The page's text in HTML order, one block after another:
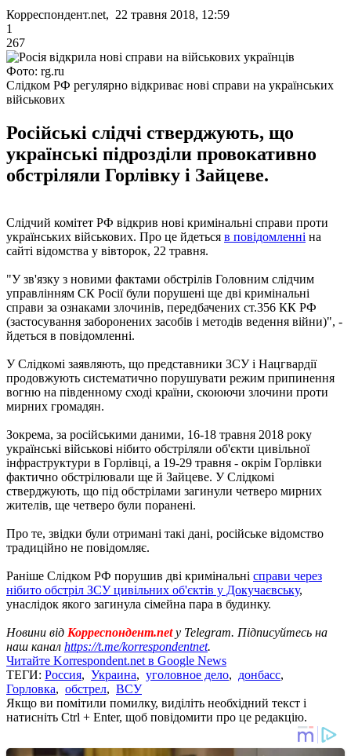
Корреспондент.net, 22 травня 2018, 12:59
1
267
Фото: rg.ru
Слідком РФ регулярно відкриває нові справи на українських
військових
Російські слідчі стверджують, що
українські підрозділи провокативно
обстріляли Горлівку і Зайцеве.
Слідчий комітет РФ відкрив нові кримінальні справи проти
українських військових. Про це йдеться в повідомленні на
сайті відомства у вівторок, 22 травня.
"У зв'язку з новими фактами обстрілів Головним слідчим
управлінням СК Росії були порушені ще дві кримінальні
справи за ознаками злочинів, передбачених ст.356 КК РФ
(застосування заборонених засобів і методів ведення війни)", -
йдеться в повідомленні.
У Слідкомі заявляють, що представники ЗСУ і Нацгвардії
продовжують систематично порушувати режим припинення
вогню на південному сході країни, скоюючи злочини проти
мирних громадян.
Зокрема, за російськими даними, 16-18 травня 2018 року
українські військові нібито обстріляли об'єкти цивільної
інфраструктури в Горлівці, а 19-29 травня - окрім Горлівки
фактично обстрілювали ще й Зайцеве. У Слідкомі
стверджують, що під обстрілами загинули четверо мирних
жителів, ще четверо були поранені.
Про те, звідки були отримані такі дані, російське відомство
традиційно не повідомляє.
Раніше Слідком РФ порушив дві кримінальні справи через
нібито обстріл ЗСУ цивільних об'єктів у Докучаєвську,
унаслідок якого загинула сімейна пара в будинку.
Новини від Корреспондент.netу Telegram. Підписуйтесь на
наш канал https://t.me/korrespondentnet.
Читайте Korrespondent.net в Google News
ТЕГИ: Россия, Украина, уголовное дело, донбасс,
Горловка, обстрел, ВСУ
Якщо ви помітили помилку, виділіть необхідний текст і
натисніть Ctrl + Enter, щоб повідомити про це редакцію.